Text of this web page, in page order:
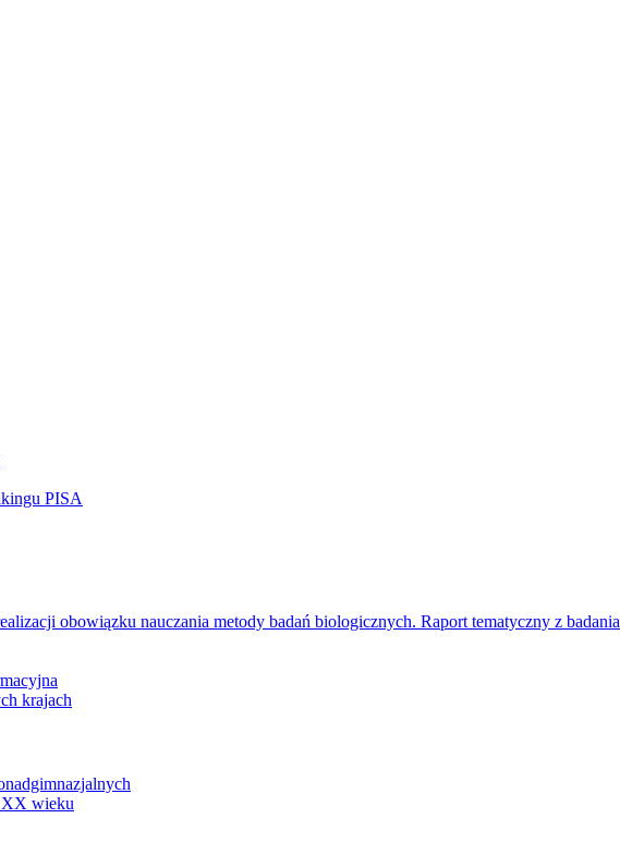
PISA
obowiązku nauczania metody badań biologicznych. Raport tematyczny z badania
krajach
XX wieku